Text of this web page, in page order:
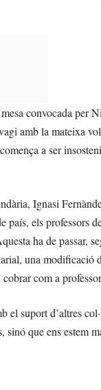
convocada per
amb la mateixa
a ser
Ignasi
els professors
ha de passar,
una
com a
suport d’altres
que ens estem